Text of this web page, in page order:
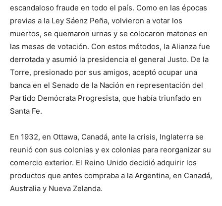
escandaloso fraude en todo el país. Como en las épocas
previas a la Ley Sáenz Peña, volvieron a votar los
muertos, se quemaron urnas y se colocaron matones en
las mesas de votación. Con estos métodos, la Alianza fue
derrotada y asumió la presidencia el general Justo. De la
Torre, presionado por sus amigos, aceptó ocupar una
banca en el Senado de la Nación en representación del
Partido Demócrata Progresista, que había triunfado en
Santa Fe.
En 1932, en Ottawa, Canadá, ante la crisis, Inglaterra se
reunió con sus colonias y ex colonias para reorganizar su
comercio exterior. El Reino Unido decidió adquirir los
productos que antes compraba a la Argentina, en Canadá,
Australia y Nueva Zelanda.